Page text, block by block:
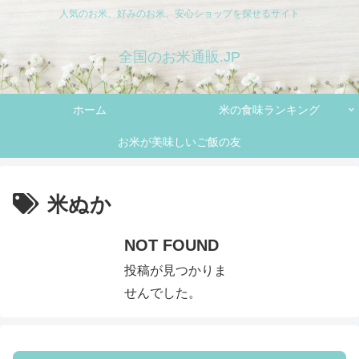
人気のお米、好みのお米、安心ショップを探せるサイト
全国のお米通販.JP
ホーム 米の食味ランキング
お米が美味しいご飯の友
米ぬか
NOT FOUND
投稿が見つかりま
せんでした。